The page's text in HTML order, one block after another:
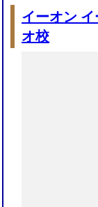
イーオン
オ校